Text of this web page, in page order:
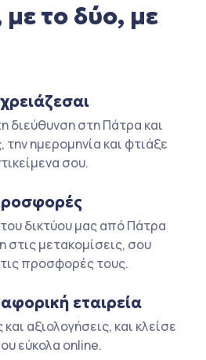
το δύο, με
διεύθυνση στη Πάτρα και
την ημερομηνία και φτιάξε
σου.
δικτύου μας από Πάτρα
στις μετακομίσεις, σου
προσφορές τους.
εταιρεία
και αξιολογήσεις, και κλείσε
εύκολα online.